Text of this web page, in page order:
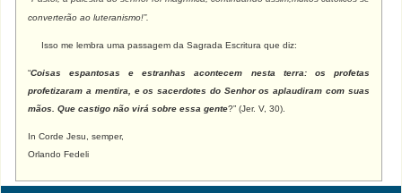
converterão ao luteranismo!”.
Isso me lembra uma passagem da Sagrada Escritura que diz:
“Coisas espantosas e estranhas acontecem nesta terra: os profetas
profetizaram a mentira, e os sacerdotes do Senhor os aplaudiram com suas
mãos. Que castigo não virá sobre essa gente?” (Jer. V, 30).
In Corde Jesu, semper,
Orlando Fedeli